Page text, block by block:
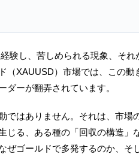
験し、苦しめられる現象、それ
（XAUUSD）市場では、この動
ーが翻弄されています。
ではありません。それは、市場
じる、ある種の「回収の構造」
ぜゴールドで多発するのか、そ